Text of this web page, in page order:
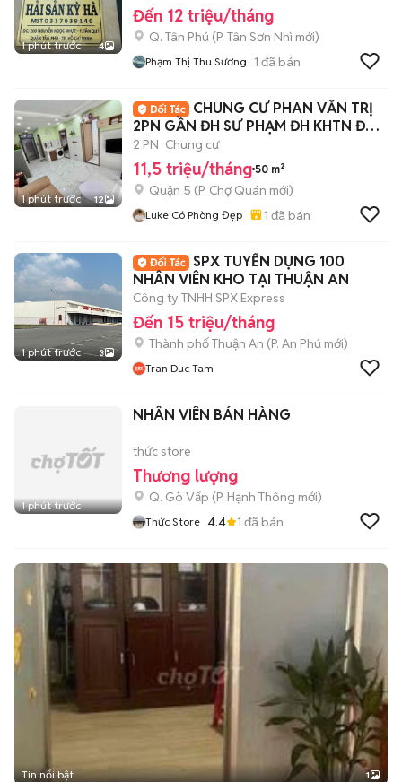
1 phút trước 4
Đến 12 triệu/tháng
Q. Tân Phú (P. Tân Sơn Nhì mới)
Phạm Thị Thu Sương 1 đã bán
1 phút trước 12
CHUNG CƯ PHAN VĂN TRỊ
2PN GẦN ĐH SƯ PHẠM ĐH KHTN ĐH
SÀI GÒN
2 PN Chung cư
11,5 triệu/tháng 50 m²
Quận 5 (P. Chợ Quán mới)
Luke Có Phòng Đẹp 1 đã bán
1 phút trước 3
SPX TUYỂN DỤNG 100
NHÂN VIÊN KHO TẠI THUẬN AN
Công ty TNHH SPX Express
Đến 15 triệu/tháng
Thành phố Thuận An (P. An Phú mới)
Tran Duc Tam
1 phút trước
NHÂN VIÊN BÁN HÀNG
thức store
Thương lượng
Q. Gò Vấp (P. Hạnh Thông mới)
Thức Store 4.4 1 đã bán
Tin nổi bật 1